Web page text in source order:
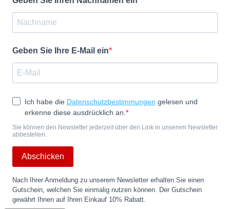
Geben Sie Ihre E-Mail ein
Ich habe die Datenschutzbestimmungen gelesen und
erkenne diese ausdrücklich an.
Sie können den Newsletter jederzeit über den Link in unserem Newsletter
abbestellen.
Abschicken
Nach Ihrer Anmeldung zu unserem Newsletter erhalten Sie einen
Gutschein, welchen Sie einmalig nutzen können. Der Gutschein
gewährt Ihnen auf Ihren Einkauf 10% Rabatt.